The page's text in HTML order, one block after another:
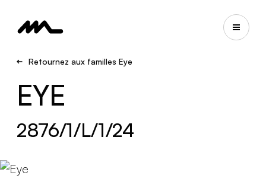
Retournez aux familles Eye
EYE
2876/1/L/1/24